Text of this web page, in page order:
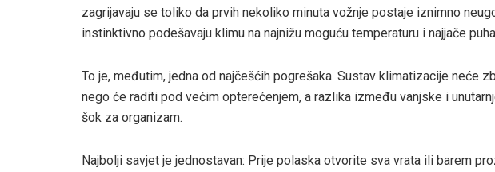
zagrijavaju se toliko da prvih nekoliko minuta vožnje postaje iznimno
instinktivno podešavaju klimu na najnižu moguću temperaturu i najjače
To je, međutim, jedna od najčešćih pogrešaka. Sustav klimatizacije neće
nego će raditi pod većim opterećenjem, a razlika između vanjske i
šok za organizam.
Najbolji savjet je jednostavan: Prije polaska otvorite sva vrata ili barem